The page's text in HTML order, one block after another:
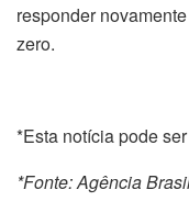
responder
zero.
*Esta notícia pode
*Fonte: Agência